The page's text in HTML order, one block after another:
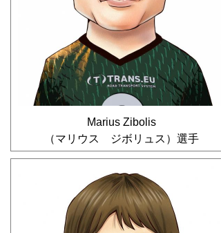
Marius Zibolis
（マリウス ジボリュス）選手